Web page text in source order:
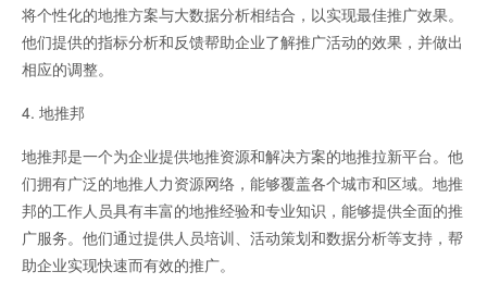
将个性化的地推方案与大数据分析相结合，以实现最佳推广效果。
他们提供的指标分析和反馈帮助企业了解推广活动的效果，并做出
相应的调整。
4. 地推邦
地推邦是一个为企业提供地推资源和解决方案的地推拉新平台。他
们拥有广泛的地推人力资源网络，能够覆盖各个城市和区域。地推
邦的工作人员具有丰富的地推经验和专业知识，能够提供全面的推
广服务。他们通过提供人员培训、活动策划和数据分析等支持，帮
助企业实现快速而有效的推广。